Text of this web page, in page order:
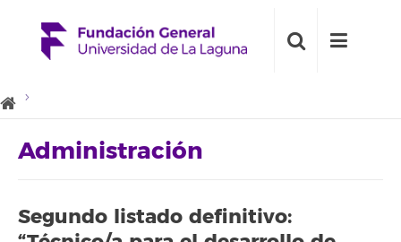
Administración
Segundo listado definitivo: